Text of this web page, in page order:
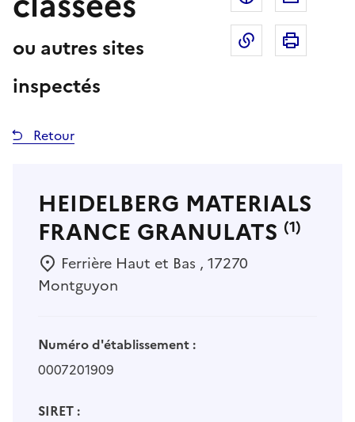
ou autres sites
inspectés
Copier dans
Retour
HEIDELBERG MATERIALS
FRANCE GRANULATS (1)
Ferrière Haut et Bas , 17270
Montguyon
Numéro d'établissement :
0007201909
SIRET :